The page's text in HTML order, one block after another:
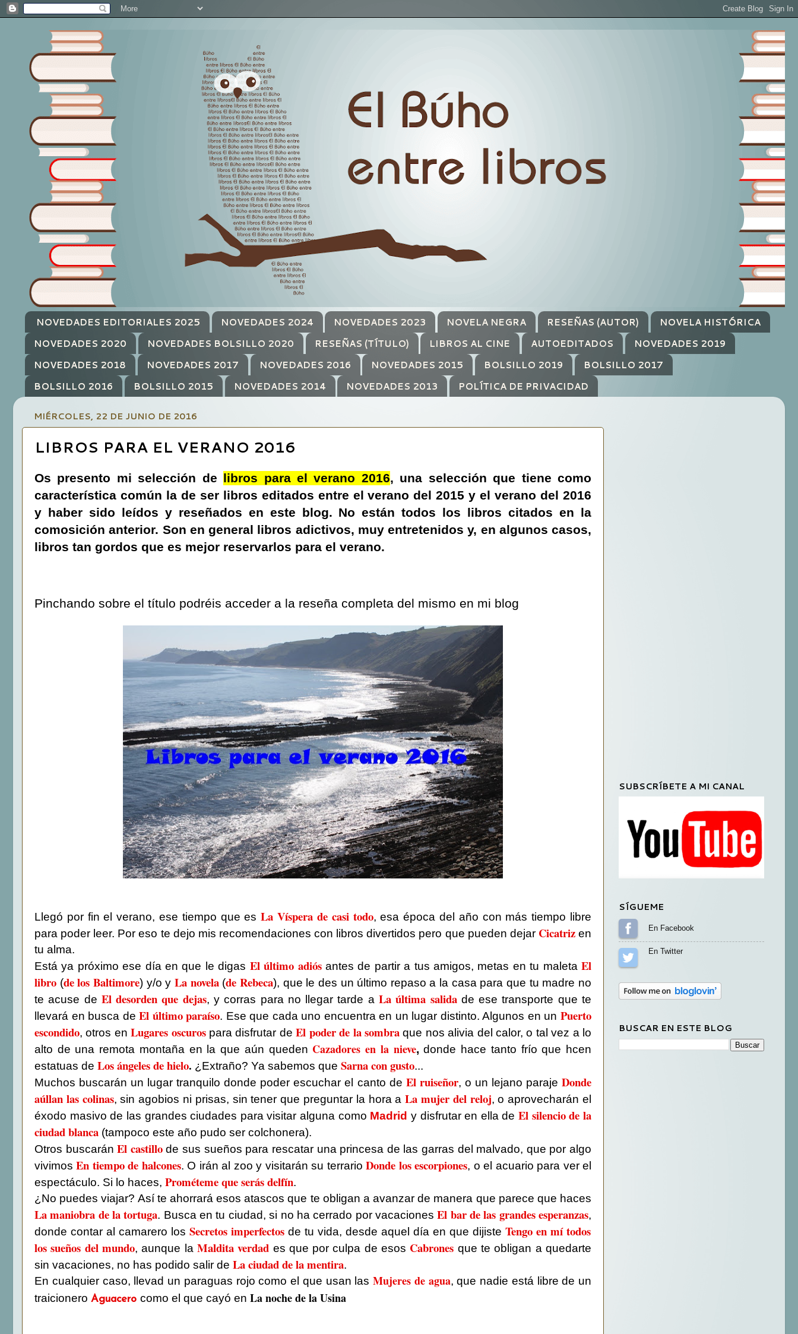
NOVEDADES EDITORIALES 2025 NOVEDADES 2024 NOVEDADES 2023 NOVELA NEGRA RESEÑAS (AUTOR)
NOVELA HISTÓRICA
NOVEDADES 2020
NOVEDADES BOLSILLO 2020 RESEÑAS (TÍTULO) LIBROS AL CINE AUTOEDITADOS
NOVEDADES 2019
NOVEDADES 2018
NOVEDADES 2017 NOVEDADES 2016 NOVEDADES 2015 BOLSILLO 2019
BOLSILLO 2017
BOLSILLO 2016
BOLSILLO 2015 NOVEDADES 2014 NOVEDADES 2013 POLÍTICA DE PRIVACIDAD
MIÉRCOLES, 22 DE JUNIO DE 2016
LIBROS PARA EL VERANO 2016
Os presento mi selección de libros para el verano 2016, una selección que tiene como
característica común la de ser libros editados entre el verano del 2015 y el verano del 2016
y haber sido leídos y reseñados en este blog. No están todos los libros citados en la
comosición anterior. Son en general libros adictivos, muy entretenidos y, en algunos casos,
libros tan gordos que es mejor reservarlos para el verano.
Pinchando sobre el título podréis acceder a la reseña completa del mismo en mi blog
Llegó por fin el verano, ese tiempo que esLa Víspera de casi todo, esa época del año con más tiempo libre
para poder leer. Por eso te dejo mis recomendaciones con libros divertidos pero que pueden dejar Cicatrizen
tu alma.
Está ya próximo ese día en que le digas El último adiósantes de partir a tus amigos, metas en tu maletaEl
libro (de los Baltimore)y/o y La novela(de Rebeca), que le des un último repaso a la casa para que tu madre no
te acuse de El desorden que dejas, y corras para no llegar tarde aLa última salidade ese transporte que te
llevará en busca deEl último paraíso. Ese que cada uno encuentra en un lugar distinto. Algunos en unPuerto
escondido, otros enLugares oscuros para disfrutar deEl poder de la sombraque nos alivia del calor, o tal vez a lo
alto de una remota montaña en la que aún queden Cazadores en la nieve,donde hace tanto frío que hcen
estatuas de Los ángeles de hielo. ¿Extraño? Ya sabemos que Sarna con gusto...
Muchos buscarán un lugar tranquilo donde poder escuchar el canto de El ruiseñor, o un lejano parajeDonde
aúllan las colinas, sin agobios ni prisas, sin tener que preguntar la hora aLa mujer del reloj, o aprovecharán el
éxodo masivo de las grandes ciudades para visitar alguna como Madrid y disfrutar en ella deEl silencio de la
ciudad blanca (tampoco este año pudo ser colchonera).
Otros buscaránEl castillode sus sueños para rescatar una princesa de las garras del malvado, que por algo
vivimosEn tiempo de halcones. O irán al zoo y visitarán su terrarioDonde los escorpiones, o el acuario para ver el
espectáculo. Si lo haces, Prométeme que serás delfín.
¿No puedes viajar? Así te ahorrará esos atascos que te obligan a avanzar de manera que parece que haces
La maniobra de la tortuga. Busca en tu ciudad, si no ha cerrado por vacacionesEl bar de las grandes esperanzas,
donde contar al camarero los Secretos imperfectos de tu vida, desde aquel día en que dijiste Tengo en mí todos
los sueños del mundo, aunque la Maldita verdad es que por culpa de esos Cabrones que te obligan a quedarte
sin vacaciones, no has podido salir de La ciudad de la mentira.
En cualquier caso, llevad un paraguas rojo como el que usan las Mujeres de agua, que nadie está libre de un
traicionero Aguacero como el que cayó en La noche de la Usina
SUBSCRÍBETE A MI CANAL
SÍGUEME
Sígueme en Facebook
BUSCAR EN ESTE BLOG